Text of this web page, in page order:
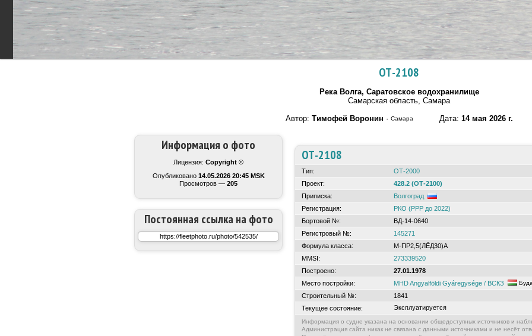
ОТ-2108
Река Волга, Саратовское водохранилище
Самарская область, Самара
Автор: Тимофей Воронин · СамараДата: 14 мая 2026 г.
Информация о фото
Лицензия: Copyright ©
Опубликовано 14.05.2026 20:45 MSK
Просмотров — 205
Постоянная ссылка на фото
ОТ-2108
Тип:
ОТ-2000
Проект:
428.2 (ОТ-2100)
Приписка:
Волгоград
Регистрация:
РКО (РРР до 2022)
Бортовой №:
ВД-14-0640
Регистровый №:
145271
Формула класса:
М-ПР2,5(ЛЁД30)А
MMSI:
273339520
Построено:
27.01.1978
Место постройки:
MHD Angyalföldi Gyáregysége / ВСКЗ
Строительный №:
1841
Текущее состояние:
Эксплуатируется
Информация о судне указана на основании общедоступных источников и
Администрация сайта никак не связана с данными источниками и не несёт